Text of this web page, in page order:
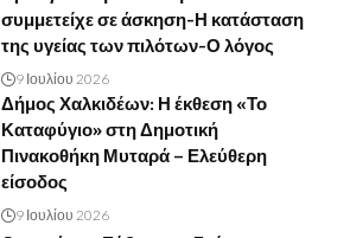
συμμετείχε σε άσκηση-Η κατάσταση
της υγείας των πιλότων-Ο λόγος
9 Ιουλίου 2026
Δήμος Χαλκιδέων: Η έκθεση «Το
Καταφύγιο» στη Δημοτική
Πινακοθήκη Μυταρά – Ελεύθερη
είσοδος
9 Ιουλίου 2026